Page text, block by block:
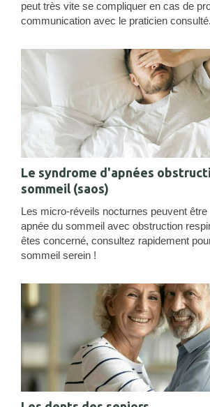
peut très vite se compliquer en cas de
communication avec le praticien consulté.
Le syndrome d'apnées
sommeil (saos)
Les micro-réveils nocturnes peuvent être
apnée du sommeil avec obstruction
êtes concerné, consultez rapidement
sommeil serein !